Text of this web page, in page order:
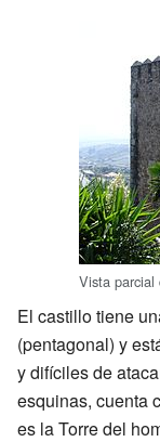
Vista parcial
El castillo tiene
(pentagonal) y
y difíciles de
esquinas, cuenta
es la Torre del